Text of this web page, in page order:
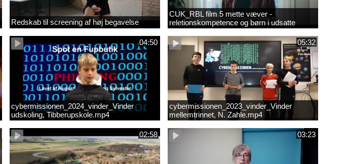
Redskab til screening af høj begavelse
CUK_RBL film 5 mette væver -
reletionskompetence og børn i udsatte
positioner.
04:50
cybermissionen_2024_vinder_Vinder
udskoling, Tibberupskole.mp4
05:32
cybermissionen_2023_vinder_Vinder
mellemtrinnet, N. Zahle.mp4
02:58 03:23